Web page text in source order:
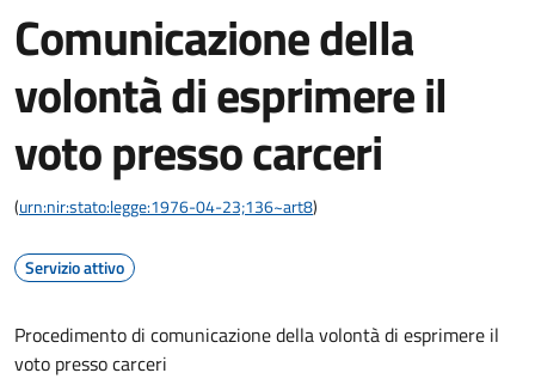
Comunicazione della
volontà di esprimere il
voto presso carceri
(urn:nir:stato:legge:1976-04-23;136~art8)
Servizio attivo
Procedimento di comunicazione della volontà di esprimere il
voto presso carceri